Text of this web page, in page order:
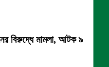
বিরুদ্ধে মামলা, আটক ৯